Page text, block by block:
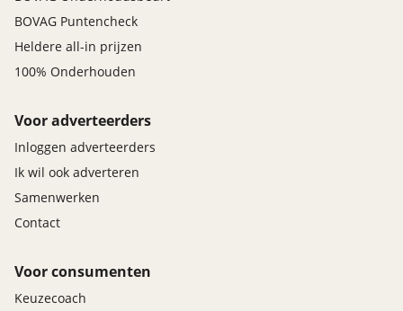
BOVAG Puntencheck
Heldere all-in prijzen
100% Onderhouden
Voor adverteerders
Inloggen adverteerders
Ik wil ook adverteren
Samenwerken
Contact
Voor consumenten
Keuzecoach